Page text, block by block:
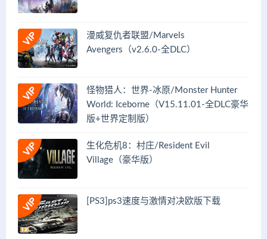
漫威复仇者联盟/Marvels
Avengers（v2.6.0-全DLC）
怪物猎人：世界-冰原/Monster Hunter
World: Iceborne（V15.11.01-全DLC豪华
版+世界定制版）
生化危机8：村庄/Resident Evil
Village（豪华版）
[PS3]ps3速度与激情对决欧版下载